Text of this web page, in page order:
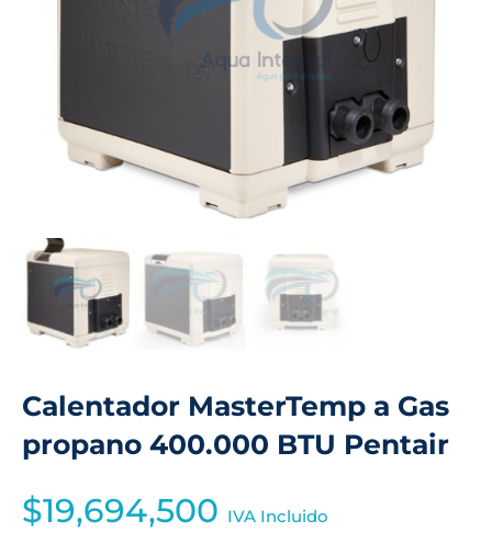
Calentador MasterTemp a Gas
propano 400.000 BTU Pentair
$19,694,500 IVA Incluido